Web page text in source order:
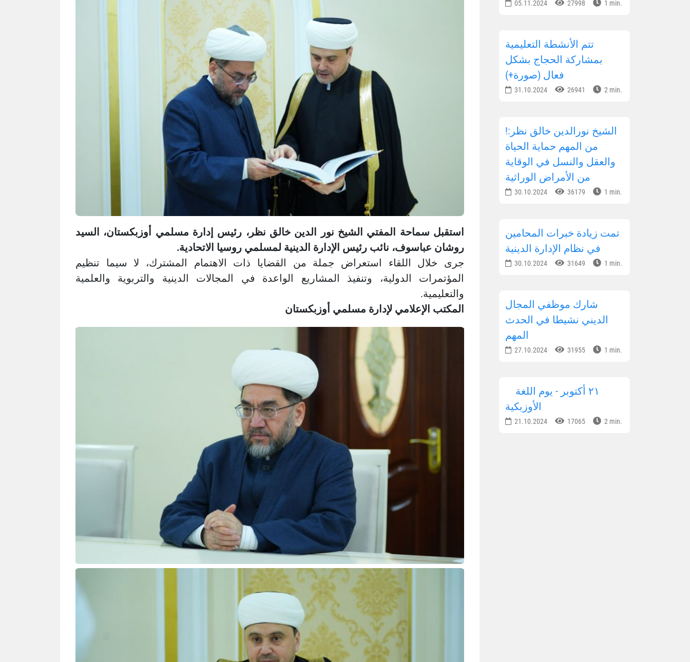
استقبل سماحة المفتي الشيخ نور الدين خالق نظر، رئيس إدارة مسلمي أوزبكستان، السيد
روشان عباسوف، نائب رئيس الإدارة الدينية لمسلمي روسيا الاتحادية.
جرى خلال اللقاء استعراض جملة من القضايا ذات الاهتمام المشترك، لا سيما تنظيم
المؤتمرات الدولية، وتنفيذ المشاريع الواعدة في المجالات الدينية والتربوية والعلمية
والتعليمية.
المكتب الإعلامي لإدارة مسلمي أوزبكستان
05.11.2024 27998 1 min.
تتم الأنشطة التعليمية
بمشاركة الحجاج بشكل
فعال (صورة+)
31.10.2024 26941 2 min.
!الشيخ نورالدين خالق نظر:
من المهم حماية الحياة
والعقل والنسل في الوقاية
من الأمراض الوراثية
30.10.2024 36179 1 min.
تمت زيادة خبرات المحامين
في نظام الإدارة الدينية
30.10.2024 31649 1 min.
شارك موظفي المجال
الديني نشيطا في الحدث
المهم
27.10.2024 31955 1 min.
الأوزبكية
21.10.2024 17065 2 min.